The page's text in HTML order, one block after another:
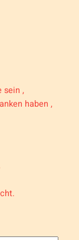
sein ,
haben ,